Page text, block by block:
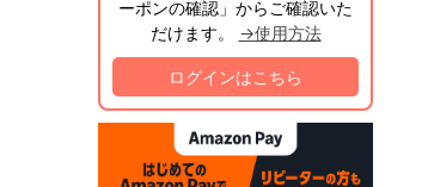
ーポンの確認」からご確認いた
だけます。 →使用方法
ログインはこちら